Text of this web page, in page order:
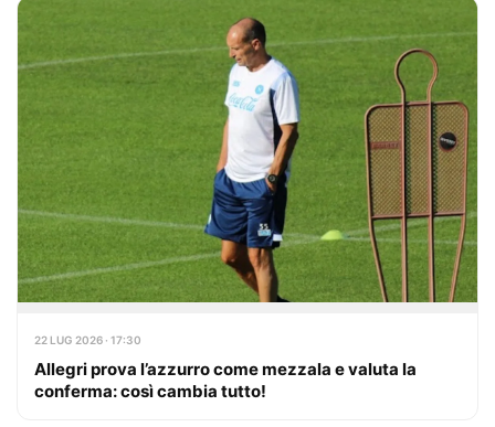
22 LUG 2026 · 17:30
Allegri prova l’azzurro come mezzala e valuta la
conferma: così cambia tutto!